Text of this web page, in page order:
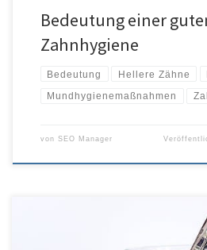
Bedeutung einer
Zahnhygiene
Bedeutung Hellere Zähne
Mundhygienemaßnahmen
von SEO Manager